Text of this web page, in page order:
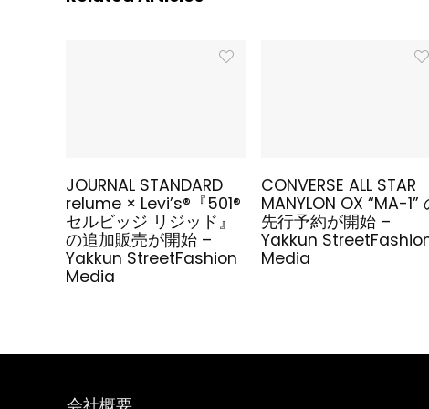
JOURNAL STANDARD
relume × Levi’s®『501®
セルビッジ リジッド』
の追加販売が開始 –
Yakkun StreetFashion
Media
CONVERSE ALL STAR
MANYLON OX “MA-1”
先行予約が開始 –
Yakkun
Media